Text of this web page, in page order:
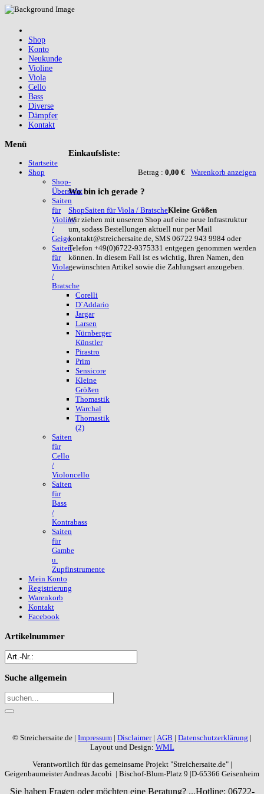
Shop
Konto
Neukunde
Violine
Viola
Cello
Bass
Diverse
Dämpfer
Kontakt
Einkaufsliste:
Betrag : 0,00 € Warenkorb anzeigen
Wobin ich gerade ?
ShopSaiten für Viola / BratscheKleine Größen
Wir ziehen mit unserem Shop auf eine neue Infrastruktur
um, sodass Bestellungen aktuell nur per Mail
kontakt@streichersaite.de, SMS 06722 943 9984 oder
Telefon +49(0)6722-9375331 entgegen genommen werden
können. In diesem Fall ist es wichtig, Ihren Namen, den
gewünschten Artikel sowie die Zahlungsart anzugeben.
Menü
Startseite
Shop
Shop-
Übersicht
Saiten
für
Violine
/
Geige
Saiten
für
Viola
/
Bratsche
Corelli
D`Addario
Jargar
Larsen
Nürnberger
Künstler
Pirastro
Prim
Sensicore
Kleine
Größen
Thomastik
Warchal
Thomastik
(2)
Saiten
für
Cello
/
Violoncello
Saiten
für
Bass
/
Kontrabass
Saiten
für
Gambe
u.
Zupfinstrumente
Mein Konto
Registrierung
Warenkorb
Kontakt
Facebook
Artikelnummer
Suche allgemein
© Streichersaite.de | Impressum | Disclaimer| AGB | Datenschutzerklärung |
Layout und Design: WML
Verantwortlich für das gemeinsame Projekt "Streichersaite.de" |
Geigenbaumeister Andreas Jacobi | Bischof-Blum-Platz 9 |D-65366 Geisenheim
Sie haben Fragen oder möchten eine Beratung? ...Hotline: 06722-